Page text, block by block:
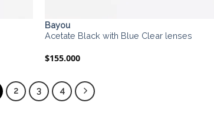
Bayou
Acetate Black with Blue Clear lenses
$155.000
2 3 4